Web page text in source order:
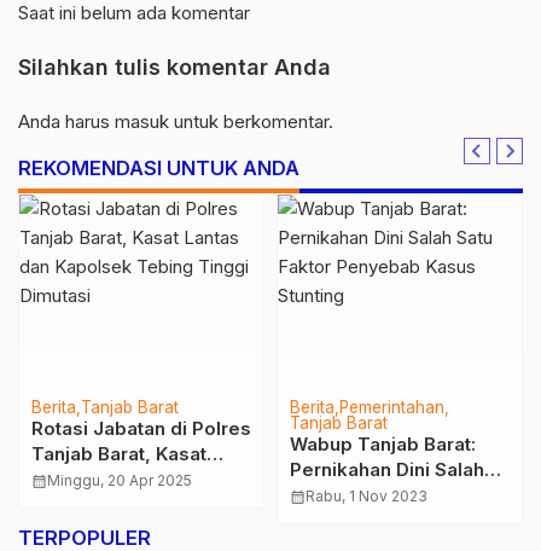
Saat ini belum ada komentar
Silahkan tulis komentar Anda
Anda harus masuk untuk berkomentar.
REKOMENDASI UNTUK ANDA
Berita Tanjab Barat
Rotasi Jabatan di Polres
Tanjab Barat, Kasat
Lantas dan Kapolsek
calendar_monthMinggu, 20 Apr 2025
Berita Pemerintahan
Tanjab Barat
Wabup Tanjab Barat:
Pernikahan Dini Salah
Satu Faktor Penyebab
calendar_monthRabu, 1 Nov 2023
TERPOPULER